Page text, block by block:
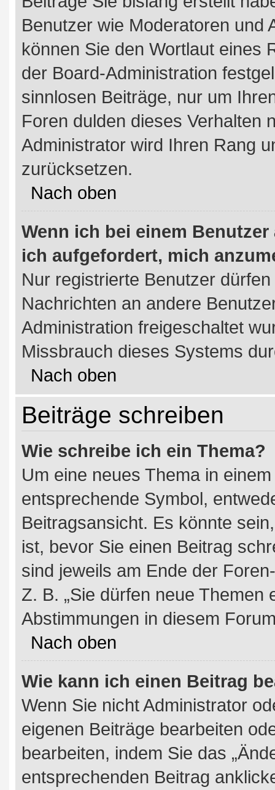
Benutzer wie Moderatoren und
können Sie den Wortlaut eines
der Board-Administration
sinnlosen Beiträge, nur um
Foren dulden dieses Verhalten
Administrator wird Ihren Rang
zurücksetzen.
Nach oben
Wenn ich bei einem
ich aufgefordert, mich
Nur registrierte Benutzer
Nachrichten an andere
Administration freigeschaltet
Missbrauch dieses Systems
Nach oben
Beiträge schreiben
Wie schreibe ich ein Thema?
Um eine neues Thema in
entsprechende Symbol,
Beitragsansicht. Es könnte
ist, bevor Sie einen Beitrag
sind jeweils am Ende der
Z. B. „Sie dürfen neue Themen
Abstimmungen in diesem
Nach oben
Wie kann ich einen Beitrag
Wenn Sie nicht Administrator
eigenen Beiträge bearbeiten
bearbeiten, indem Sie das
entsprechenden Beitrag